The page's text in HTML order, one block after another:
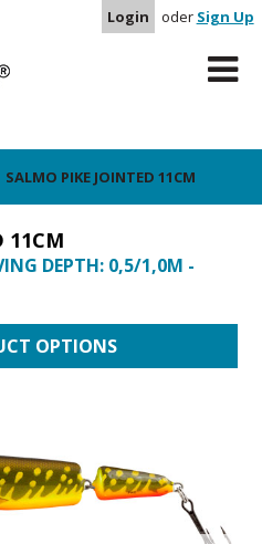
Login oder Sign Up
SALMO PIKE JOINTED 11CM
11CM
DEPTH: 0,5/1,0M -
OPTIONS